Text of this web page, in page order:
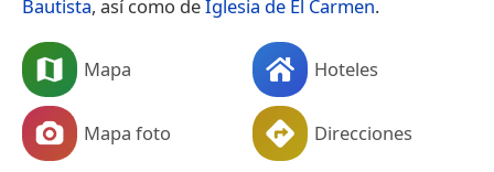
Bautista, así como deIglesia de El Carmen.
Mapa Hoteles
Mapa foto Direcciones